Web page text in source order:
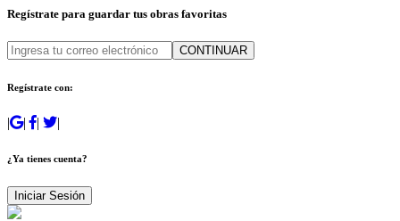
Regístrate para guardar tus obras favoritas
CONTINUAR
Regístrate con:
| | | |
¿Ya tienes cuenta?
Iniciar Sesión